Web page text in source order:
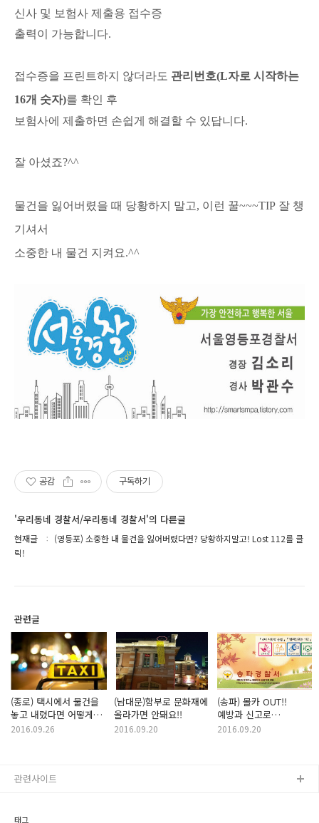
신사 및 보험사 제출용 접수증
출력이 가능합니다.
접수증을 프린트하지 않더라도 관리 번호(L자로 시작하는
16개 숫자)를 확인 후
보험사에 제출하면 손쉽게 해결할 수 있답니다.
잘 아셨죠?^^
물건을 잃어버렸을 때 당황하지 말고, 이런 꿀~~~TIP 잘 챙
기셔서
소중한 내 물건 지켜요.^^
공감 구독하기
'우리동네 경찰서/우리동네 경찰서'의 다른글
현재글
(영등포) 소중한 내 물건을 잃어버렸다면? 당황하지말고! Lost 112를 클
릭!
관련글
(종로) 택시에서 물건을
놓고 내렸다면 어떻게
해야할까요?
2016.09.26
(남대문)함부로 문화재에
올라가면 안돼요!!
2016.09.20
(송파) 몰카 OUT!!
예방과 신고로
안전해집니다^^
2016.09.20
태그
관련사이트